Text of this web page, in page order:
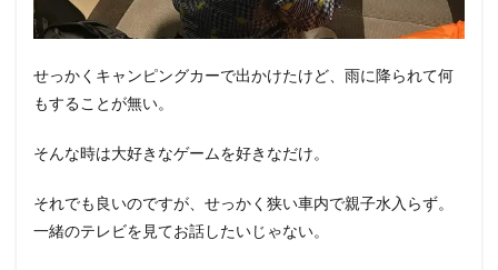
せっかくキャンピングカーで出かけたけど、雨に降られて何
もすることが無い。
そんな時は大好きなゲームを好きなだけ。
それでも良いのですが、せっかく狭い車内で親子水入らず。
一緒のテレビを見てお話したいじゃない。